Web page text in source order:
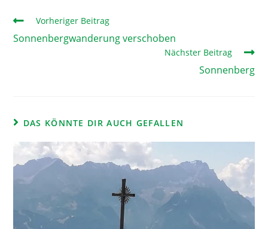
Vorheriger Beitrag
Sonnenbergwanderung verschoben
Nächster Beitrag
Sonnenberg
DAS KÖNNTE DIR AUCH GEFALLEN